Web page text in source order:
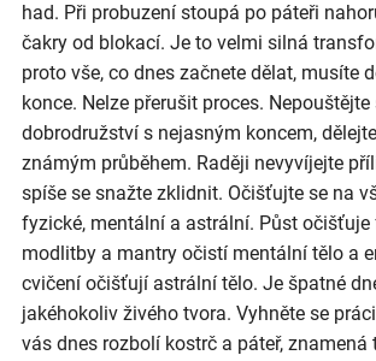
had. Při probuzení stoupá po páteři
čakry od blokací. Je to velmi silná
proto vše, co dnes začnete dělat, musíte
konce. Nelze přerušit proces.
dobrodružství s nejasným koncem,
známým průběhem. Raději nevyvíjejte
spíše se snažte zklidnit. Očišťujte se na
fyzické, mentální a astrální. Půst očišťuje
modlitby a mantry očistí mentální tělo a
cvičení očišťují astrální tělo. Je špatné
jakéhokoliv živého tvora. Vyhněte se
vás dnes rozbolí kostrč a páteř, znamená